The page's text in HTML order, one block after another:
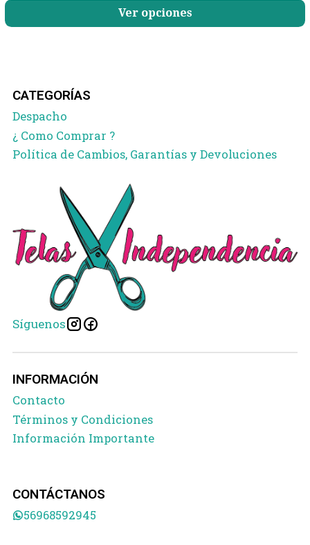
Ver opciones
CATEGORÍAS
Despacho
¿ Como Comprar ?
Política de Cambios, Garantías y Devoluciones
Síguenos
INFORMACIÓN
Contacto
Términos y Condiciones
Información Importante
CONTÁCTANOS
56968592945